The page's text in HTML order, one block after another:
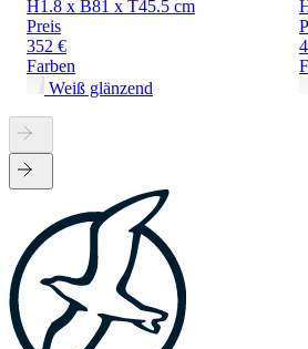
H1.8 x B81 x T45.5 cm
Preis
352 €
Farben
Weiß glänzend